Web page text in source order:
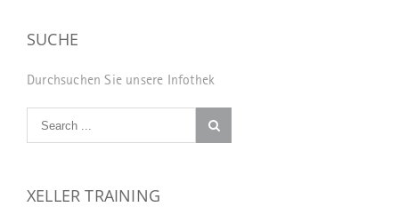
SUCHE
Durchsuchen Sie unsere Infothek
XELLER TRAINING